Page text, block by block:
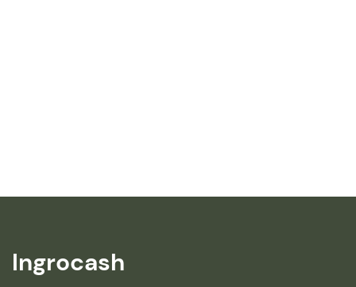
Ingrocash